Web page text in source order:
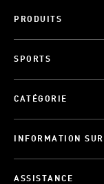
PRODUITS
SPORTS
CATÉGORIE
INFORMATION
ASSISTANCE